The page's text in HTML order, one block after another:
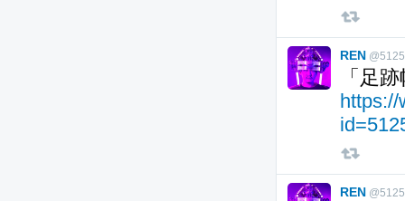
REN
「足
https://
REN